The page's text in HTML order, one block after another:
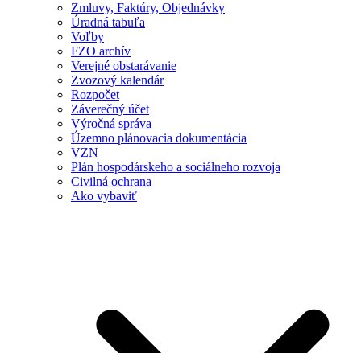
Zmluvy, Faktúry, Objednávky
Úradná tabuľa
Voľby
FZO archív
Verejné obstarávanie
Zvozový kalendár
Rozpočet
Záverečný účet
Výročná správa
Územno plánovacia dokumentácia
VZN
Plán hospodárskeho a sociálneho rozvoja
Civilná ochrana
Ako vybaviť